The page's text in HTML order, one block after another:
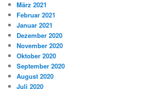
März 2021
Februar 2021
Januar 2021
Dezember 2020
November 2020
Oktober 2020
September 2020
August 2020
Juli 2020